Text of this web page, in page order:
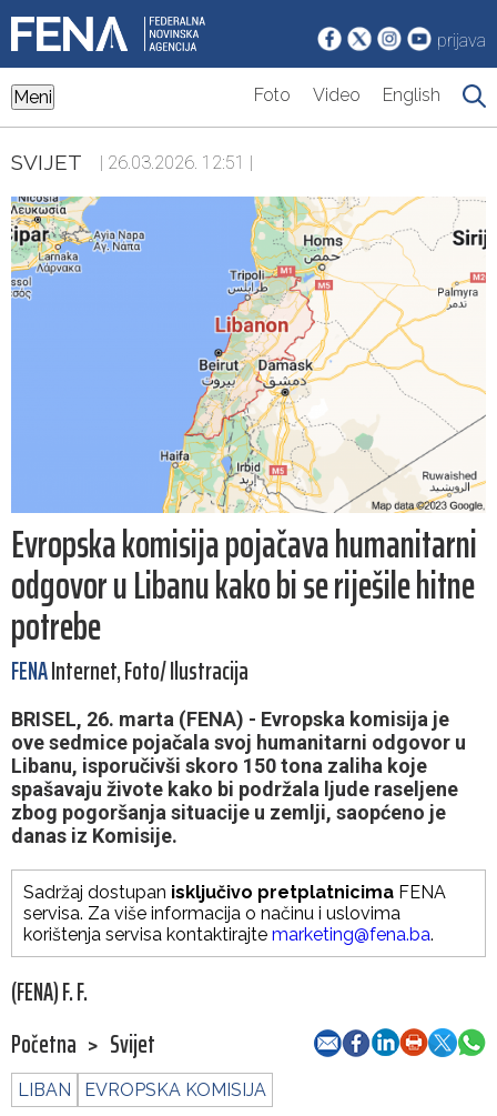
prijava
Meni Foto Video English
SVIJET | 26.03.2026. 12:51 |
Evropska komisija pojačava humanitarni
odgovor u Libanu kako bi se riješile hitne
potrebe
FENAInternet, Foto/ Ilustracija
BRISEL, 26. marta (FENA) - Evropska komisija je
ove sedmice pojačala svoj humanitarni odgovor u
Libanu, isporučivši skoro 150 tona zaliha koje
spašavaju živote kako bi podržala ljude raseljene
zbog pogoršanja situacije u zemlji, saopćeno je
danas iz Komisije.
Sadržaj dostupan isključivo pretplatnicima FENA
servisa. Za više informacija o načinu i uslovima
korištenja servisa kontaktirajte marketing@fena.ba.
(FENA) F. F.
Početna > Svijet
LIBAN EVROPSKA KOMISIJA